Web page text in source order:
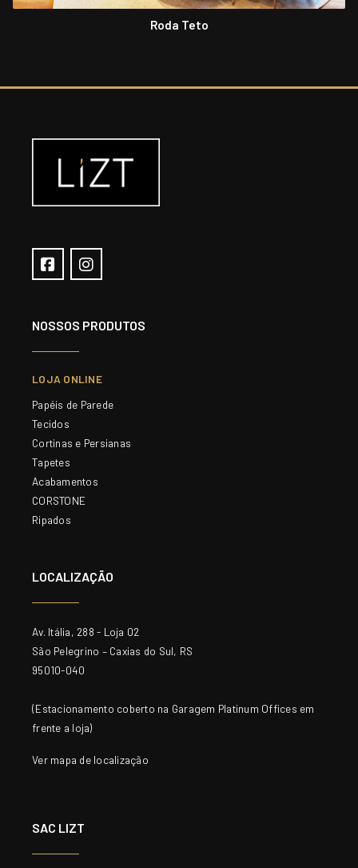
Roda Teto
NOSSOS PRODUTOS
LOJA ONLINE
Papéis de Parede
Tecidos
Cortinas e Persianas
Tapetes
Acabamentos
CORSTONE
Ripados
LOCALIZAÇÃO
Av. Itália, 288 - Loja 02
São Pelegrino – Caxias do Sul, RS
95010-040
(Estacionamento coberto na Garagem Platinum Offices em
frente a loja)
Ver mapa de localização
SAC LIZT